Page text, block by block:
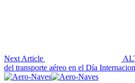
Next Article
del transporte aéreo en el Día